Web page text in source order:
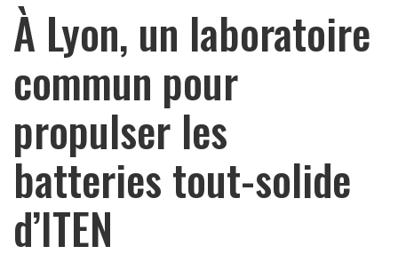
À Lyon, un laboratoire
commun pour
propulser les
batteries tout-solide
d’ITEN